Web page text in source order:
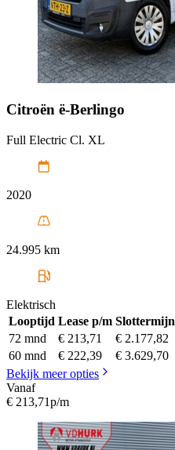
Citroën ë-Berlingo
Full Electric Cl. XL
2020
24.995 km
Elektrisch
Looptijd Lease p/m Slottermijn
72 mnd
€ 213,71
€ 2.177,82
60 mnd
€ 222,39
€ 3.629,70
Bekijk meer opties
Vanaf
€ 213,71p/m